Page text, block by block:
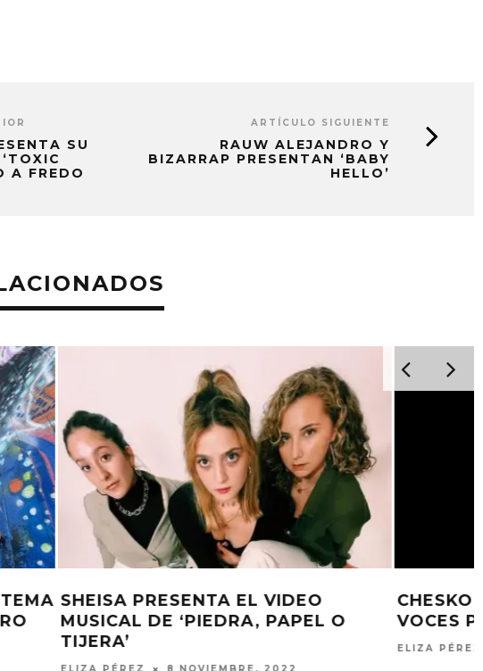
SU
A FREDO
ARTÍCULO SIGUIENTE
RAUW ALEJANDRO Y
BIZARRAP PRESENTAN ‘BABY
HELLO’
VIDEO
PAPEL O
CHESKO Y SHEISA UNEN SUS
VOCES PARA ‘FUGAZ’